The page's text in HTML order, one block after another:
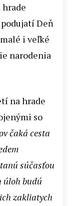
hrade
Deň
i veľké
narodenia
na hrade
so
čaká cesta
súčasťou
úloh budú
zakliatych